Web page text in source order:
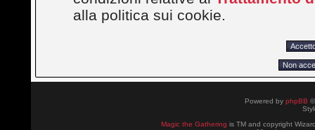
alla politica sui cookie.
Powered by phpBB
Magic the Gathering is TM and copyright